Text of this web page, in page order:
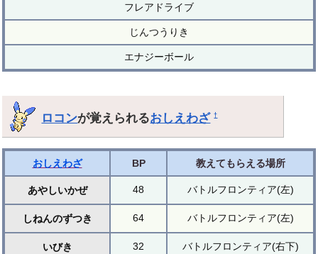
フレアドライブ
じんつうりき
エナジーボール
ロコンが覚えられるおしえわざ †
おしえわざ BP 教えてもらえる場所
あやしいかぜ 48 バトルフロンティア(左)
しねんのずつき 64 バトルフロンティア(左)
いびき 32 バトルフロンティア(右下)